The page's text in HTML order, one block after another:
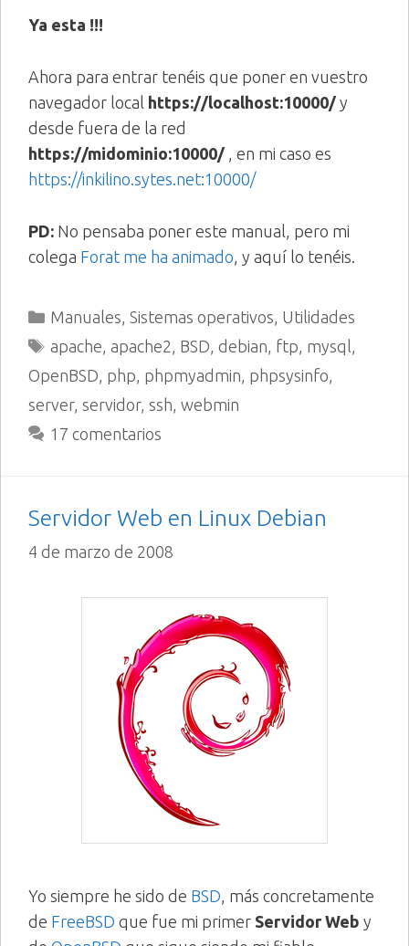
Ya esta !!!
Ahora para entrar tenéis que poner en vuestro
navegador local https://localhost:10000/y
desde fuera de la red
https://midominio:10000/, en mi caso es
https://inkilino.sytes.net:10000/
PD: No pensaba poner este manual, pero mi
colega Forat me ha animado, y aquí lo tenéis.
Categorías
Manuales, Sistemas operativos, Utilidades
Etiquetas
apache, apache2, BSD, debian, ftp, mysql,
OpenBSD, php, phpmyadmin, phpsysinfo,
server, servidor, ssh, webmin
17 comentarios
Servidor Web en Linux Debian
4 de marzo de 2008
Yo siempre he sido de BSD, más concretamente
de FreeBSD que fue mi primer Servidor Web y